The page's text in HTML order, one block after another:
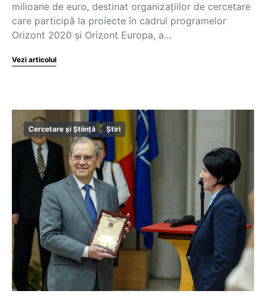
milioane de euro, destinat organizațiilor de cercetare
care participă la proiecte în cadrul programelor
Orizont 2020 și Orizont Europa, a…
Vezi articolul
Cercetare și Știință Știri